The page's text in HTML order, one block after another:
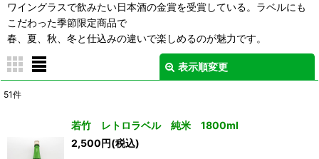
ワイングラスで飲みたい日本酒の金賞を受賞している。ラベルにも
こだわった季節限定商品で
春、夏、秋、冬と仕込みの違いで楽しめるのが魅力です。
表示順変更
並び順
51件
若竹 レトロラベル 純米 1800ml
2,500円(税込)